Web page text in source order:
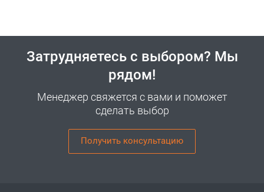
Затрудняетесь с выбором? Мы
рядом!
Менеджер свяжется с вами и поможет
сделать выбор
Получить консультацию